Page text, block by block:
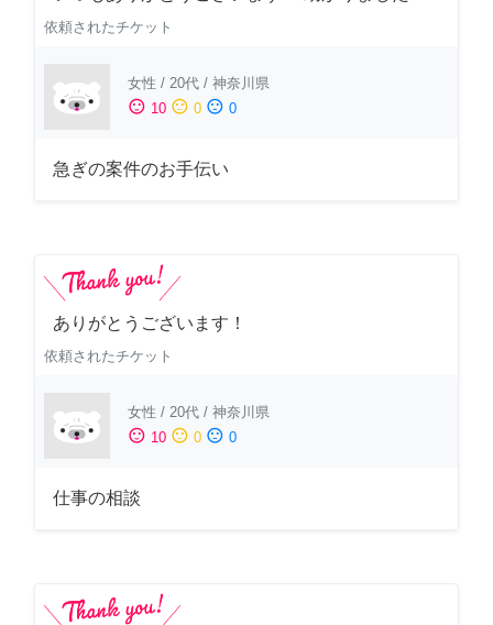
依頼されたチケット
女性 / 20代 / 神奈川県
sentiment_satisfied 10 sentiment_neutral 0 sentiment_dissatisfied 0
急ぎの案件のお手伝い
ありがとうございます！
依頼されたチケット
女性 / 20代 / 神奈川県
sentiment_satisfied 10 sentiment_neutral 0 sentiment_dissatisfied 0
仕事の相談